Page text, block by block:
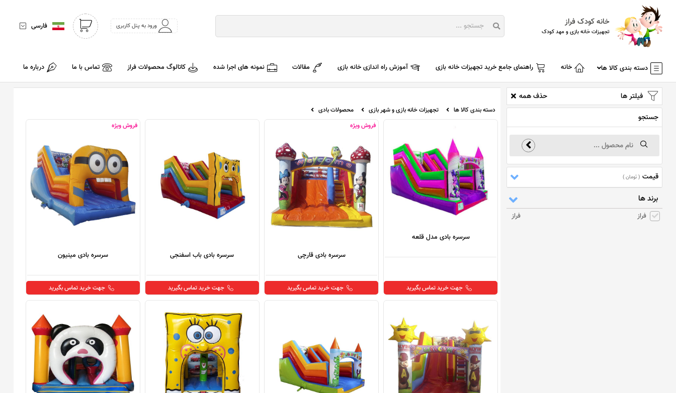
خانه کودک فراز
تجهیزات خانه بازی و مهد کودک
فارسی ورود به پنل کاربری
دسته بندی کالا ها خانه راهنمای جامع خرید تجهیزات خانه بازی آموزش راه اندازی خانه بازی مقالات نمونه های اجرا شده کاتالوگ محصولات فراز تماس با ما درباره ما
فیلتر ها
حذف همه
جستجو
قیمت ( تومان )
برند ها
فراز فراز
دسته بندی کالا ها تجهیزات خانه بازی و شهر بازی محصولات بادی
سرسره بادی مدل قلعه
جهت خرید تماس بگیرید
فروش ویژه
سرسره بادی قارچی
جهت خرید تماس بگیرید
سرسره بادی باب اسفنجی
جهت خرید تماس بگیرید
فروش ویژه
سرسره بادی مینیون
جهت خرید تماس بگیرید